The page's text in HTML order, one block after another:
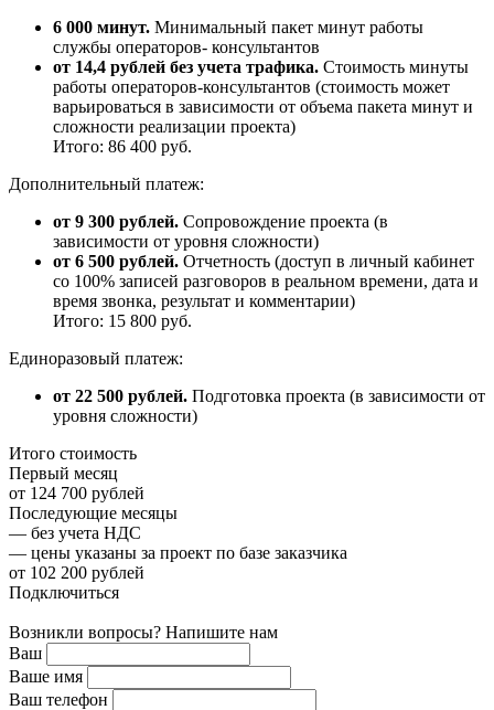
6 000 минут. Минимальный пакет минут работы
службы операторов- консультантов
от 14,4 рублей без учета трафика. Стоимость минуты
работы операторов-консультантов (стоимость может
варьироваться в зависимости от объема пакета минут и
сложности реализации проекта)
Итого: 86 400 руб.
Дополнительный платеж:
от 9 300 рублей. Сопровождение проекта (в
зависимости от уровня сложности)
от 6 500 рублей. Отчетность (доступ в личный кабинет
со 100% записей разговоров в реальном времени, дата и
время звонка, результат и комментарии)
Итого: 15 800 руб.
Единоразовый платеж:
от 22 500 рублей. Подготовка проекта (в зависимости от
уровня сложности)
Итого стоимость
Первый месяц
от 124 700 рублей
Последующие месяцы
— без учета НДС
— цены указаны за проект по базе заказчика
от 102 200 рублей
Подключиться
Возникли вопросы? Напишите нам
Ваш
Ваше имя
Ваш телефон